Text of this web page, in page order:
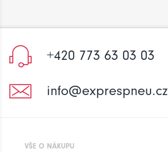
+420 773 63 03 03
info@exprespneu.cz
VŠE O NÁKUPU